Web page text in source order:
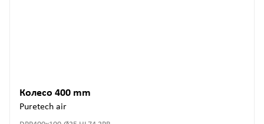
Колесо 400 mm
Puretech air